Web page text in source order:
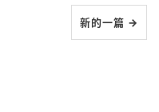
新的一篇 →